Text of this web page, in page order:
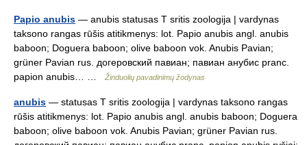
Papio anubis — anubis statusas T sritis zoologija | vardynas
taksono rangas rūšis atitikmenys: lot. Papio anubis angl. anubis
baboon; Doguera baboon; olive baboon vok. Anubis Pavian;
grüner Pavian rus. догеровский павиан; павиан анубис pranc.
papion anubis… …
Žinduolių pavadinimų žodynas
anubis — statusas T sritis zoologija | vardynas taksono rangas
rūšis atitikmenys: lot. Papio anubis angl. anubis baboon; Doguera
baboon; olive baboon vok. Anubis Pavian; grüner Pavian rus.